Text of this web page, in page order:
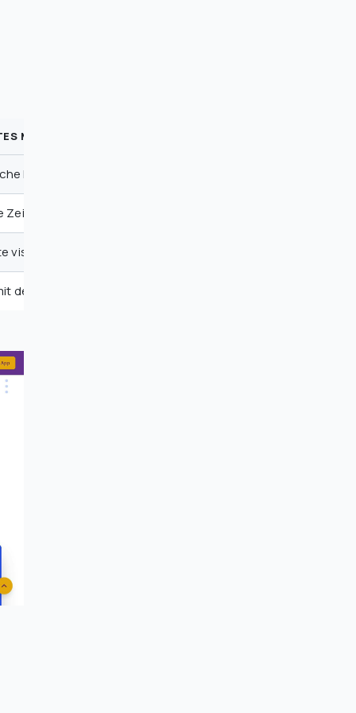
METHODE
Extraktion mit Syntax-Hervorhebung
Zeitstempel, verlinkt zu Videopassagen
visuelle Dokumentation
deinem bestehenden Wissensspeicher